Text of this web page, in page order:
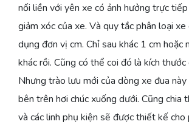
nối liền với yên xe có ảnh hưởng trực
giảm xóc của xe. Và quy tắc phân loại xe
dụng đơn vị cm. Chỉ sau khác 1 cm hoặc
khác rồi. Cũng có thể coi đó là kích
Nhưng trào lưu mới của dòng xe đua này
bên trên hơi chúc xuống dưới. Cũng chia
và các linh phụ kiện sẽ được thiết kế cho